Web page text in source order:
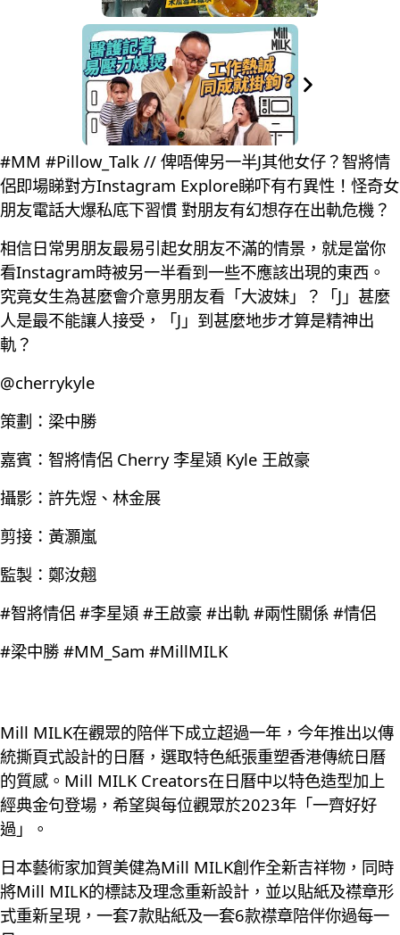
#MM #Pillow_Talk // 俾唔俾另一半J其他女仔？智將情
侶即場睇對方Instagram Explore睇吓有冇異性！怪奇女
朋友電話大爆私底下習慣 對朋友有幻想存在出軌危機？
相信日常男朋友最易引起女朋友不滿的情景，就是當你
看Instagram時被另一半看到一些不應該出現的東西。
究竟女生為甚麼會介意男朋友看「大波妹」？「J」甚麼
人是最不能讓人接受，「J」到甚麼地步才算是精神出
軌？
@cherrykyle
策劃：梁中勝
嘉賓：智將情侶 Cherry 李星熲 Kyle 王啟豪
攝影：許先煜、林金展
剪接：黃灝嵐
監製：鄭汝翹
#智將情侶 #李星熲 #王啟豪 #出軌 #兩性關係 #情侶
#梁中勝 #MM_Sam #MillMILK
Mill MILK在觀眾的陪伴下成立超過一年，今年推出以傳
統撕頁式設計的日曆，選取特色紙張重塑香港傳統日曆
的質感。Mill MILK Creators在日曆中以特色造型加上
經典金句登場，希望與每位觀眾於2023年「一齊好好
過」。
日本藝術家加賀美健為Mill MILK創作全新吉祥物，同時
將Mill MILK的標誌及理念重新設計，並以貼紙及襟章形
式重新呈現，一套7款貼紙及一套6款襟章陪伴你過每一